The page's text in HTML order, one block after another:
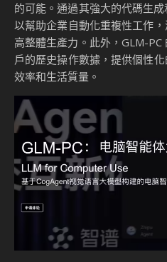
的可能。通過其強大的代碼生
以幫助企業自動化重複性工作
高整體生產力。此外，GLM-
戶的歷史操作數據，提供個性
效率和生活質量。